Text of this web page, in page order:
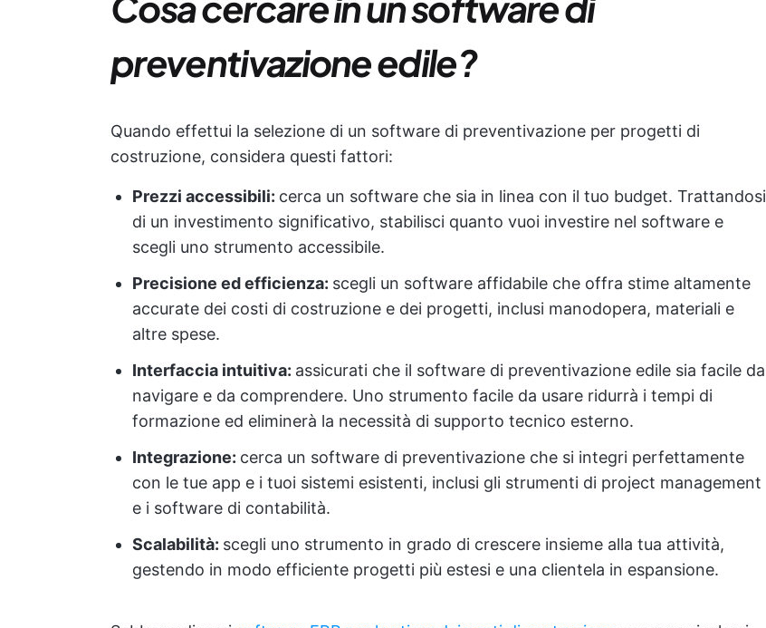
preventivazione edile?
Quando effettui la selezione di un software di preventivazione per progetti di
costruzione, considera questi fattori:
Prezzi accessibili: cerca un software che sia in linea con il tuo budget. Trattandosi
di un investimento significativo, stabilisci quanto vuoi investire nel software e
scegli uno strumento accessibile.
Precisione ed efficienza: scegli un software affidabile che offra stime altamente
accurate dei costi di costruzione e dei progetti, inclusi manodopera, materiali e
altre spese.
Interfaccia intuitiva: assicurati che il software di preventivazione edile sia facile da
navigare e da comprendere. Uno strumento facile da usare ridurrà i tempi di
formazione ed eliminerà la necessità di supporto tecnico esterno.
Integrazione: cerca un software di preventivazione che si integri perfettamente
con le tue app e i tuoi sistemi esistenti, inclusi gli strumenti di project management
e i software di contabilità.
Scalabilità: scegli uno strumento in grado di crescere insieme alla tua attività,
gestendo in modo efficiente progetti più estesi e una clientela in espansione.